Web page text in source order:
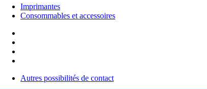
Imprimantes
Consommables et accessoires
Autres possibilités de contact